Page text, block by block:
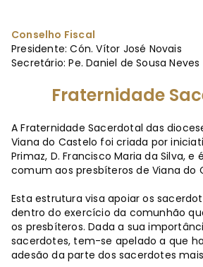
Conselho Fiscal
Presidente: Cón. Vítor José Novais
Secretário: Pe. Daniel de Sousa Neves
Fraternidade
A Fraternidade Sacerdotal das
Viana do Castelo foi criada por
Primaz, D. Francisco Maria da Silva,
comum aos presbíteros de Viana do
Esta estrutura visa apoiar os
dentro do exercício da comunhão
os presbíteros. Dada a sua
sacerdotes, tem-se apelado a que
adesão da parte dos sacerdotes